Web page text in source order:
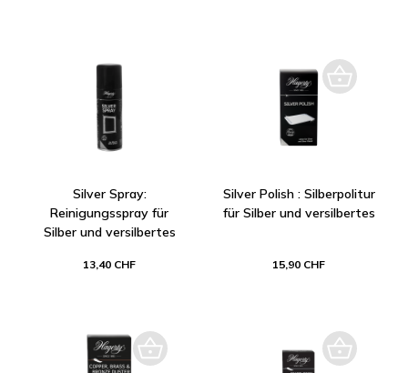
Silver Spray:
Reinigungsspray für
Silber und versilbertes
13,40 CHF
Silver Polish : Silberpolitur
für Silber und versilbertes
15,90 CHF